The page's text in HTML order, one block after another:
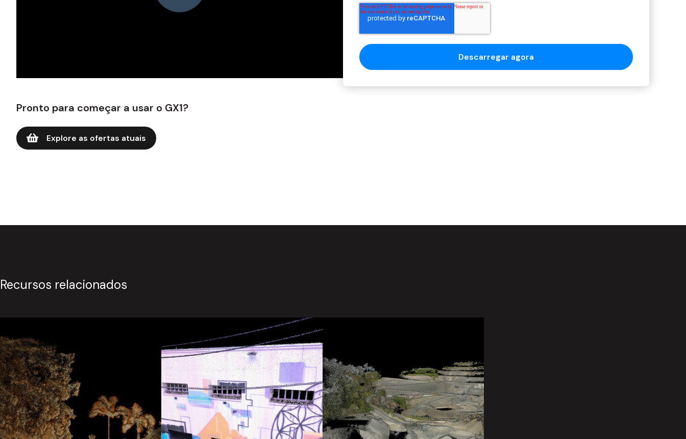
Pronto para começar a usar o GX1?
Explore as ofertas atuais
Recursos relacionados